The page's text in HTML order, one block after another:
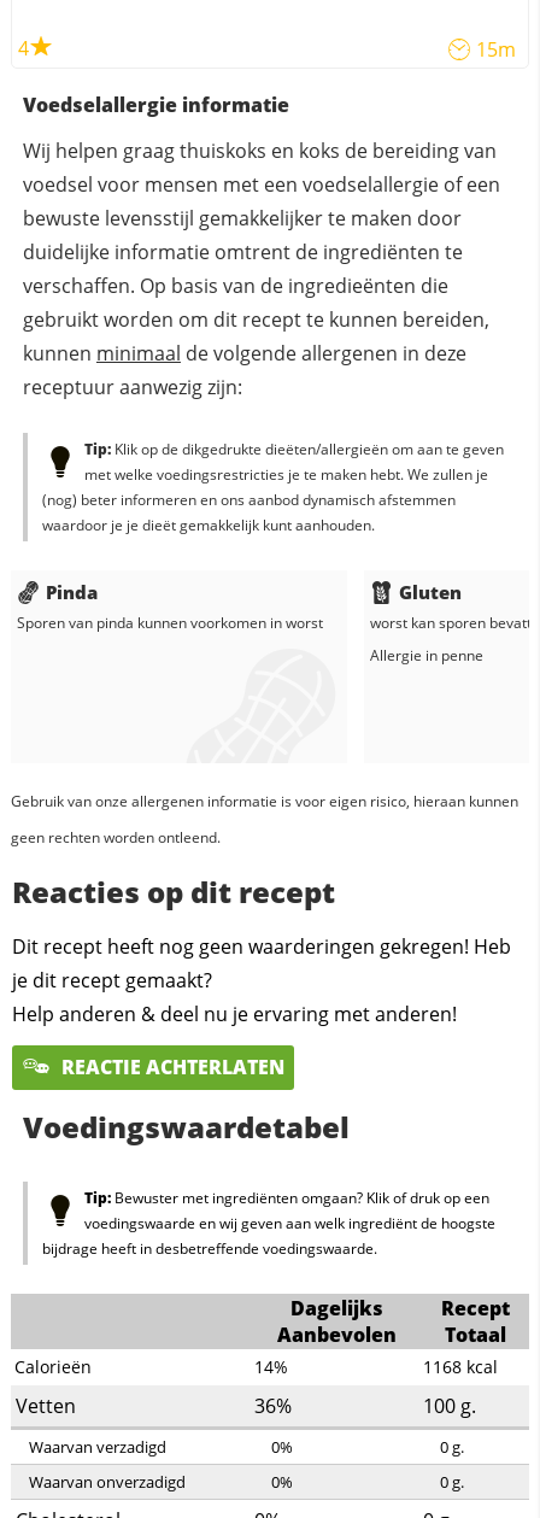
4 15m
Voedselallergie informatie
Wij helpen graag thuiskoks en koks de bereiding van
voedsel voor mensen met een voedselallergie of een
bewuste levensstijl gemakkelijker te maken door
duidelijke informatie omtrent de ingrediënten te
verschaffen. Op basis van de ingredieënten die
gebruikt worden om dit recept te kunnen bereiden,
kunnen minimaal de volgende allergenen in deze
receptuur aanwezig zijn:
Tip:Klik op de dikgedrukte dieëten/allergieën om aan te geven
met welke voedingsrestricties je te maken hebt. We zullen je
(nog) beter informeren en ons aanbod dynamisch afstemmen
waardoor je je dieët gemakkelijk kunt aanhouden.
Pinda
Sporen van pinda kunnen voorkomen inworst
Gluten
worstkan sporen
Allergie in penne
Gebruik van onze allergenen informatie is voor eigen risico, hieraan kunnen
geen rechten worden ontleend.
Reacties op dit recept
Dit recept heeft nog geen waarderingen gekregen! Heb
je dit recept gemaakt?
Help anderen & deel nu je ervaring met anderen!
REACTIE ACHTERLATEN
Voedingswaardetabel
Tip:Bewuster met ingrediënten omgaan? Klik of druk op een
voedingswaarde en wij geven aan welk ingrediënt de hoogste
bijdrage heeft in desbetreffende voedingswaarde.
Dagelijks
Aanbevolen
Recept
Totaal
Calorieën 14% 1168 kcal
Vetten 36% 100 g.
Waarvan verzadigd 0% 0g.
Waarvan onverzadigd
0% 0g.